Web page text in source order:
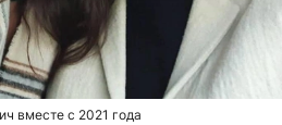
вместе с 2021 года